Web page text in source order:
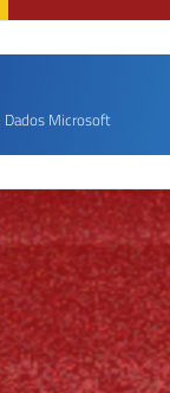
Dados Microsoft